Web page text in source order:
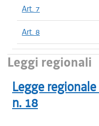
Art. 7
Art. 8
Leggi regionali
Legge regionale
n. 18